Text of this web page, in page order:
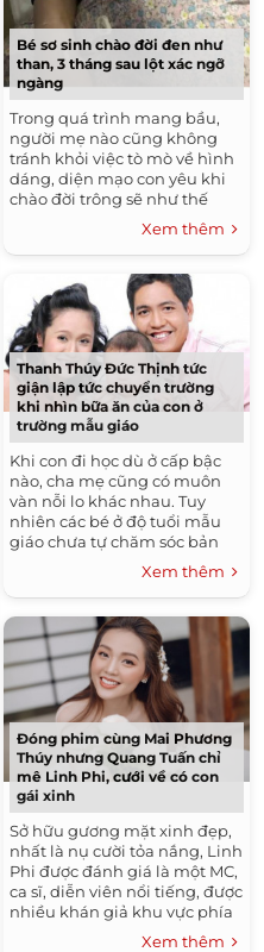
Bé sơ sinh chào đời đen như
than, 3 tháng sau lột xác ngỡ
ngàng
Trong quá trình mang bầu,
người mẹ nào cũng không
tránh khỏi việc tò mò về hình
dáng, diện mạo con yêu khi
chào đời trông sẽ như thế
nào, giống mẹ hay giống bố,
đẹp đẽ ra sao? Bên cạnh...
Xem thêm
Thanh Thúy Đức Thịnh tức
giận lập tức chuyển trường
khi nhìn bữa ăn của con ở
trường mẫu giáo
Khi con đi học dù ở cấp bậc
nào, cha mẹ cũng có muôn
vàn nỗi lo khác nhau. Tuy
nhiên các bé ở độ tuổi mẫu
giáo chưa tự chăm sóc bản
thân tốt nhất lại là lần đầu rời
xa vòng tay mẹ có...
Xem thêm
Đóng phim cùng Mai Phương
Thúy nhưng Quang Tuấn chỉ
mê Linh Phi, cưới về có con
gái xinh
Sở hữu gương mặt xinh đẹp,
nhất là nụ cười tỏa nắng, Linh
Phi được đánh giá là một MC,
ca sĩ, diễn viên nổi tiếng, được
nhiều khán giả khu vực phía
Nam yêu mến. Cũng chính vì
Xem thêm